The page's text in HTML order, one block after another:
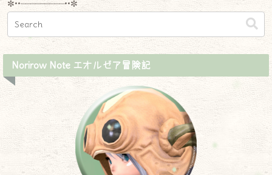
✼••┈┈┈┈┈┈┈┈┈••✼
Norirow Note エオルゼア冒険記